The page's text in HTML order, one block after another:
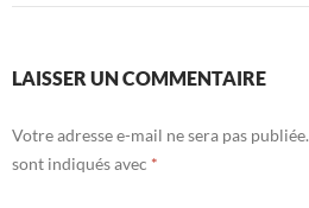
LAISSER UN COMMENTAIRE
Votre adresse e-mail ne sera pas publiée.
sont indiqués avec *